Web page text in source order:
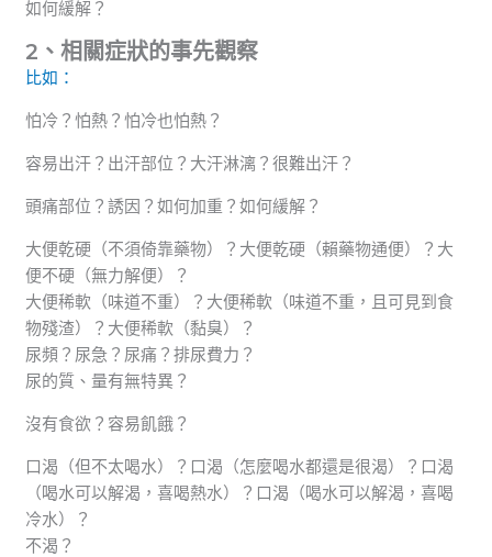
如何緩解？
2、相關症狀的事先觀察
比如：
怕冷？怕熱？怕冷也怕熱？
容易出汗？出汗部位？大汗淋漓？很難出汗？
頭痛部位？誘因？如何加重？如何緩解？
大便乾硬（不須倚靠藥物）？大便乾硬（賴藥物通便）？大
便不硬（無力解便）？
大便稀軟（味道不重）？大便稀軟（味道不重，且可見到食
物殘渣）？大便稀軟（黏臭）？
尿頻？尿急？尿痛？排尿費力？
尿的質、量有無特異？
沒有食欲？容易飢餓？
口渴（但不太喝水）？口渴（怎麼喝水都還是很渴）？口渴
（喝水可以解渴，喜喝熱水）？口渴（喝水可以解渴，喜喝
冷水）？
不渴？